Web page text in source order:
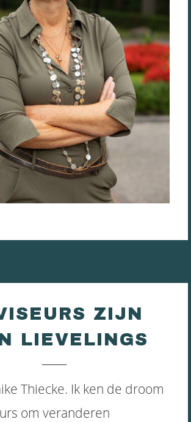
ZIJN
LIEVELINGS
Thiecke. Ik ken de droom
om veranderen